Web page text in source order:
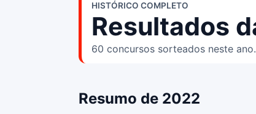
HISTÓRICO COMPLETO
Resultados
60 concursos sorteados neste ano.
Resumo de 2022